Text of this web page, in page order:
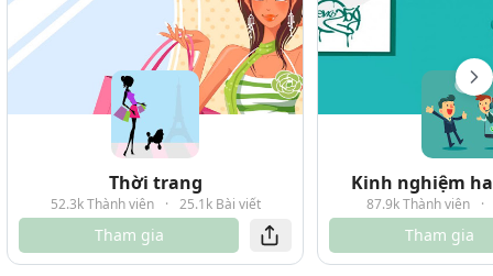
Thời trang
52.3k Thành viên · 25.1k Bài viết
Tham gia
Kinh nghiệm
87.9k Thành viên ·
Tham gia